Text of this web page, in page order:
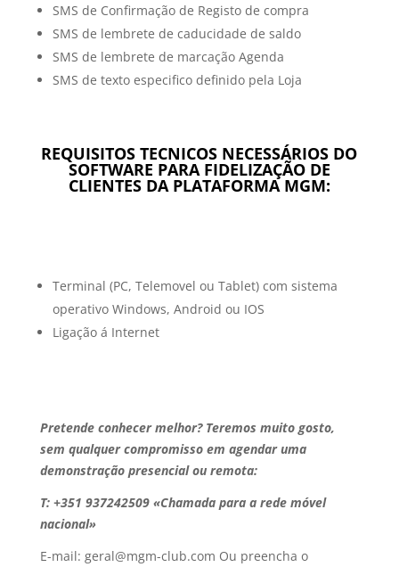
SMS de Confirmação de Registo de compra
SMS de lembrete de caducidade de saldo
SMS de lembrete de marcação Agenda
SMS de texto especifico definido pela Loja
REQUISITOS TECNICOS NECESSÁRIOS DO
SOFTWARE PARA FIDELIZAÇÃO DE
CLIENTES DA PLATAFORMA MGM:
Terminal (PC, Telemovel ou Tablet) com sistema
operativo Windows, Android ou IOS
Ligação á Internet
Pretende conhecer melhor? Teremos muito gosto,
sem qualquer compromisso em agendar uma
demonstração presencial ou remota:
T: +351 937242509 «Chamada para a rede móvel
nacional»
E-mail: geral@mgm-club.com Ou preencha o